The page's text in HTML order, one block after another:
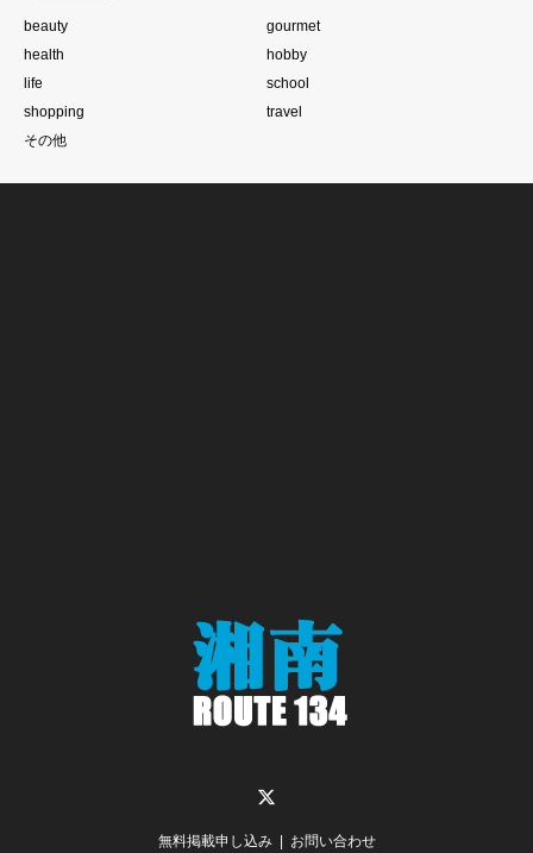
beauty
gourmet
health
hobby
life
school
shopping
travel
その他
無料掲載申し込み お問い合わせ